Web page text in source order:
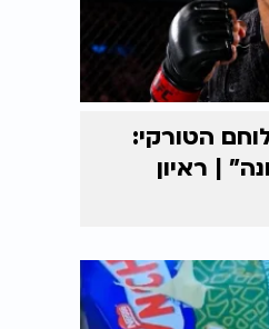
הטורקי:
| ראיון